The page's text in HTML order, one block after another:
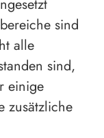
sind
alle
sind,
einige
zusätzliche